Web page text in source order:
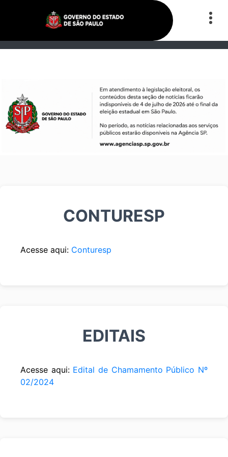
CONTURESP
Acesse aqui: Conturesp
EDITAIS
Acesse aqui: Edital de Chamamento Público Nº
02/2024